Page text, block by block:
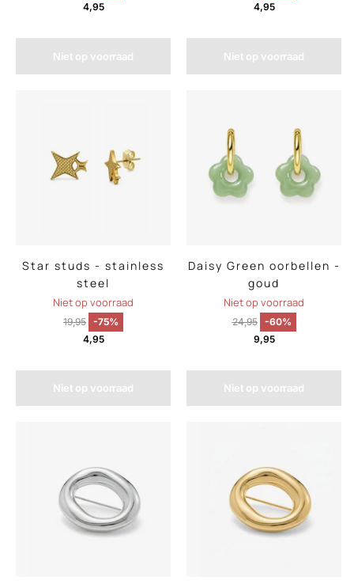
4,95
Niet op voorraad
4,95
Niet op voorraad
Star studs - stainless
steel
Niet op voorraad
19,95 -75%
4,95
Niet op voorraad
Daisy Green oorbellen -
goud
Niet op voorraad
24,95
-60%
9,95
Niet op voorraad